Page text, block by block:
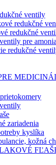
ventily
redukčné
redukčné
pre
redukčné
zariadenia
kyslíka
kožná